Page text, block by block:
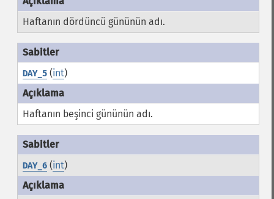
Haftanın dördüncü gününün adı.
DAY_5(int)
Haftanın beşinci gününün adı.
DAY_6(int)